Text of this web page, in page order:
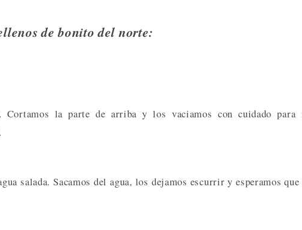
de bonito del norte:
Cortamos la parte de arriba y los vaciamos con cuidado para
salada. Sacamos del agua, los dejamos escurrir y esperamos que